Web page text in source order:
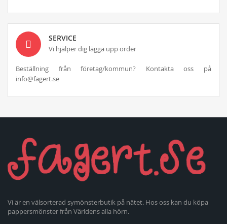
SERVICE
Vi hjälper dig lägga upp order
Beställning från företag/kommun? Kontakta oss på
info@fagert.se
Vi är en välsorterad symönsterbutik på nätet. Hos oss kan du köpa
pappersmönster från Världens alla hörn.